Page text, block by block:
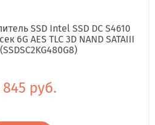
SSD Intel SSD DC S4610
6G AES TLC 3D NAND SATAIII
845 руб.